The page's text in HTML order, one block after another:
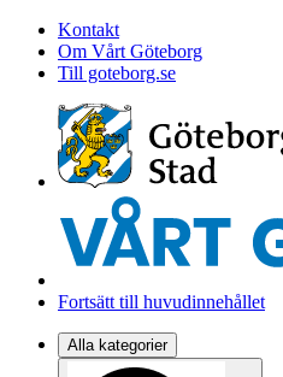
Kontakt
Om Vårt Göteborg
Till goteborg.se
Fortsätt till huvudinnehållet
Alla kategorier